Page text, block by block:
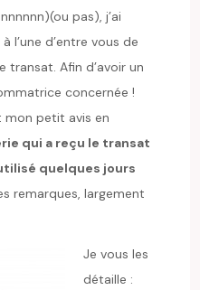
pas), j’ai
l’une d’entre vous de
transat. Afin d’avoir un
concernée !
mon petit avis en
qui a reçu le transat
quelques jours
remarques, largement
Je vous les
détaille :